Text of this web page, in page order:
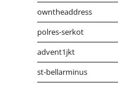
owntheaddress
polres-serkot
advent1jkt
st-bellarminus